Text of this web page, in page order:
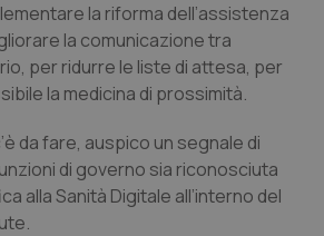
Giulia
coronaropatie
la riforma dell’assistenza
la comunicazione tra
per ridurre le liste di attesa, per
la medicina di prossimità.
da fare, auspico un segnale di
di governo sia riconosciuta
alla Sanità Digitale all’interno del